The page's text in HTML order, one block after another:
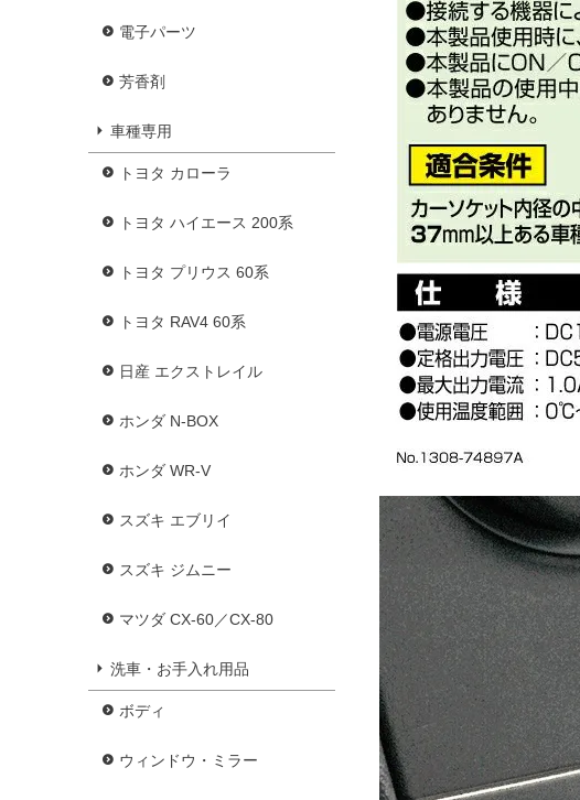
電子パーツ
芳香剤
車種専用
トヨタ カローラ
トヨタ ハイエース 200系
トヨタ プリウス 60系
トヨタ RAV4 60系
日産 エクストレイル
ホンダ N-BOX
ホンダ WR-V
スズキ エブリイ
スズキ ジムニー
マツダ CX-60／CX-80
洗車・お手入れ用品
ボディ
ウィンドウ・ミラー